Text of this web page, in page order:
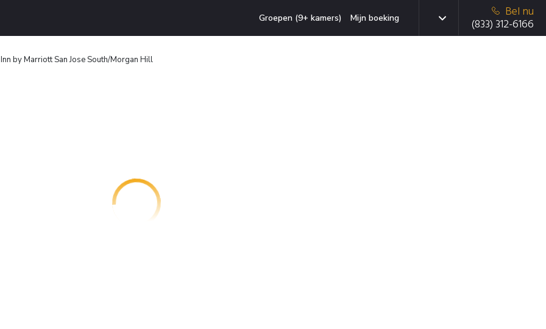
Groepen (9+ kamers) Mijn boeking
Bel nu
(833) 312-6166
by Marriott San Jose South/Morgan Hill